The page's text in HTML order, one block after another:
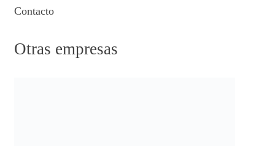
Contacto
Otras empresas